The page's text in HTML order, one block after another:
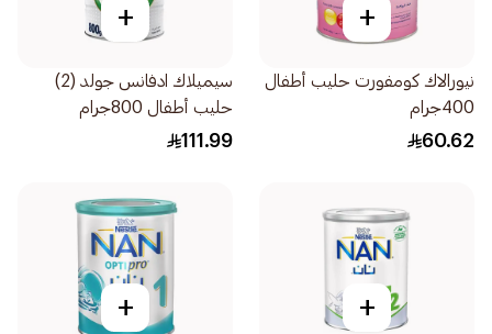
+
نيورالاك كومفورت حليب أطفال
400جرام
60.62
+
سيميلاك ادفانس جولد (2)
حليب أطفال 800جرام
111.99
+
+